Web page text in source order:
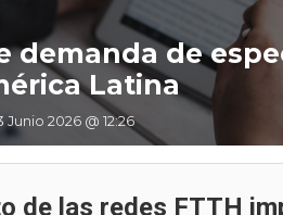
demanda de
Latina
2026 @ 12:26
de las redes FTTH